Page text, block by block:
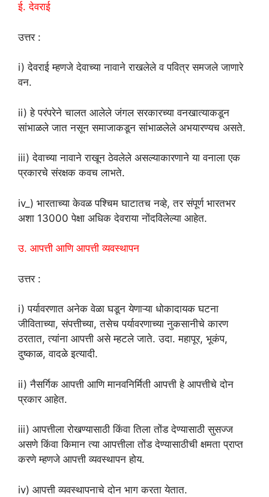
ई. देवराई
उत्तर :
i) देवराई म्हणजे देवाच्या नावाने राखलेले व पवित्र समजले जाणारे
वन.
ii) हे परंपरेने चालत आलेले जंगल सरकारच्या वनखात्याकडून
सांभाळले जात नसून समाजाकडून सांभाळलेले अभयारण्यच असते.
iii) देवाच्या नावाने राखून ठेवलेले असल्याकारणाने या वनाला एक
प्रकारचे संरक्षक कवच लाभते.
iv_) भारताच्या केवळ पश्चिम घाटातच नव्हे, तर संपूर्ण भारतभर
अशा 13000 पेक्षा अधिक देवराया नोंदविलेल्या आहेत.
उ. आपत्ती आणि आपत्ती व्यवस्थापन
उत्तर :
i) पर्यावरणात अनेक वेळा घडून येणाऱ्या धोकादायक घटना
जीविताच्या, संपत्तीच्या, तसेच पर्यावरणाच्या नुकसानीचे कारण
ठरतात, त्यांना आपत्ती असे म्हटले जाते. उदा. महापूर, भूकंप,
दुष्काळ, वादळे इत्यादी.
ii) नैसर्गिक आपत्ती आणि मानवनिर्मिती आपत्ती हे आपत्तीचे दोन
प्रकार आहेत.
iii) आपत्तीला रोखण्यासाठी किंवा तिला तोंड देण्यासाठी सुसज्ज
असणे किंवा किमान त्या आपत्तीला तोंड देण्यासाठीची क्षमता प्राप्त
करणे म्हणजे आपत्ती व्यवस्थापन होय.
iv) आपत्ती व्यवस्थापनाचे दोन भाग करता येतात.